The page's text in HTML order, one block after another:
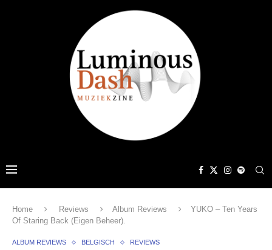
Home Reviews Album Reviews
YUKO – Ten Years
Of Staring Back (Eigen Beheer).
ALBUM REVIEWS BELGISCH REVIEWS